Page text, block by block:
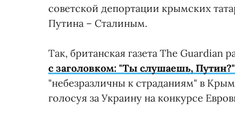
советской депортации крымских
Путина – Сталиным.
Так, британская газета The Guardian
с заголовком: "Ты слушаешь, Путин?"
"небезразличны к страданиям" в
голосуя за Украину на конкурсе